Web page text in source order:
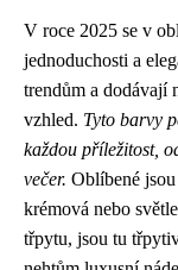
V roce 2025 se v
jednoduchosti a
trendům a dodávají
vzhled. Tyto barvy
každou příležitost,
večer. Oblíbené
krémová nebo
třpytu, jsou tu